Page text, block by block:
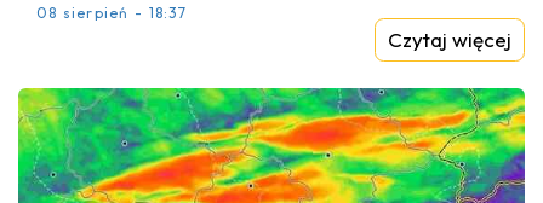
08 sierpień - 18:37
Czytaj więcej